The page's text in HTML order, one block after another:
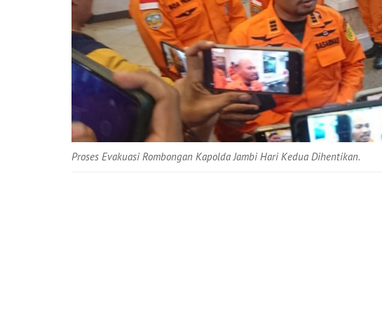
Proses Evakuasi Rombongan Kapolda Jambi Hari Kedua Dihentikan.